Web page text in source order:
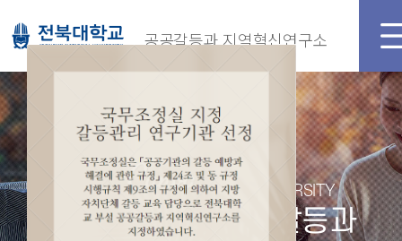
공공갈등과 지역혁신연구소
JEONBUK NATIONAL UNIVERSITY
전북대학교 공공갈등과